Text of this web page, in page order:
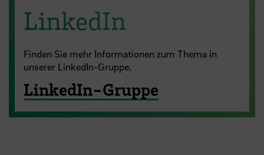
LinkedIn
Finden Sie mehr Informationen zum Thema in
unserer LinkedIn-Gruppe.
LinkedIn-Gruppe